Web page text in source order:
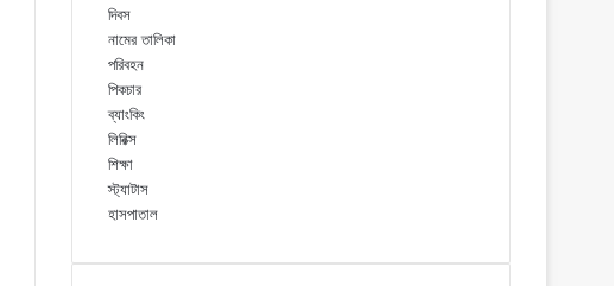
দিবস
নামের তালিকা
পরিবহন
পিকচার
ব্যাংকিং
লিরিক্স
শিক্ষা
স্ট্যাটাস
হাসপাতাল